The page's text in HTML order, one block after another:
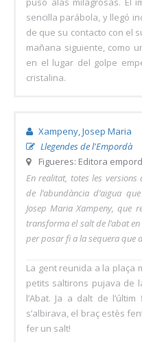
sencilla parábola, y llegó
de que su contacto con el
mañana siguiente, como
en el lugar del golpe
cristalina.
Xampeny, Josep Maria
Llegendes de l'Empordà
Figueres: Editora
En realitat, totes les versions
de l’abundància d’aigua
Josep Maria Xampeny, que
transforma el salt de l’abat
per posar fi a la sequera que
La gent reunida a la plaça
petits saltirons pujava de
l’Abat. Ja a dalt de
s’albirava, el braç estès
fer un salt!